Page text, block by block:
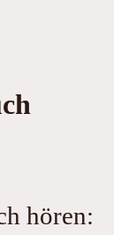
hören: